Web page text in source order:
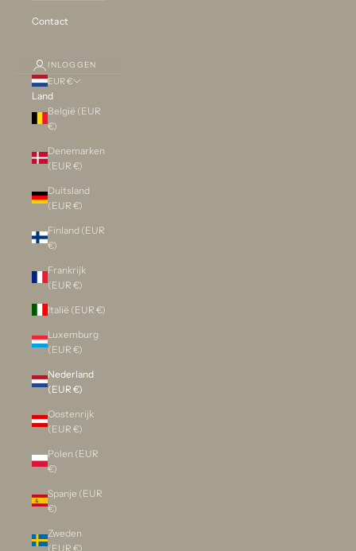
Contact
INLOGGEN
EUR €
Land
België (EUR
€)
Denemarken
(EUR €)
Duitsland
(EUR €)
Finland (EUR
€)
Frankrijk
(EUR €)
Italië (EUR €)
Luxemburg
(EUR €)
Nederland
(EUR €)
Oostenrijk
(EUR €)
Polen (EUR
€)
Spanje (EUR
€)
Zweden
(EUR €)